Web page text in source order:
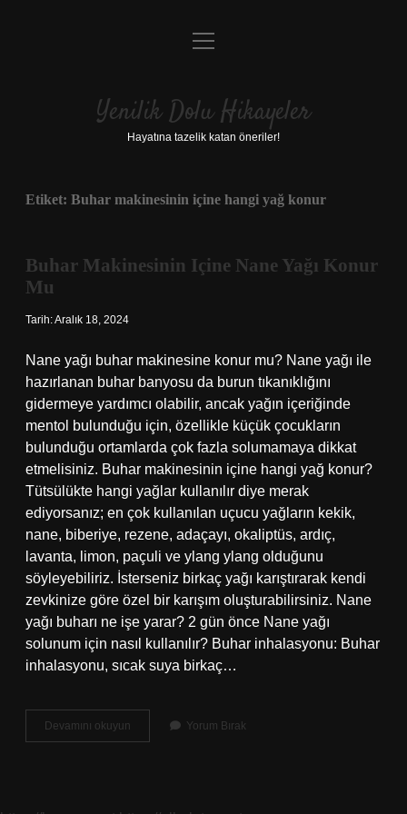
Anasayfa
Yasal Uyarı
menüyü
Yenilik Dolu Hikayeler
Hayatına tazelik katan öneriler!
Etiket: Buhar makinesinin içine hangi yağ konur
Buhar Makinesinin Içine Nane Yağı Konur
Mu
Tarih: Aralık 18, 2024
Nane yağı buhar makinesine konur mu? Nane yağı ile
hazırlanan buhar banyosu da burun tıkanıklığını
gidermeye yardımcı olabilir, ancak yağın içeriğinde
mentol bulunduğu için, özellikle küçük çocukların
bulunduğu ortamlarda çok fazla solumamaya dikkat
etmelisiniz. Buhar makinesinin içine hangi yağ konur?
Tütsülükte hangi yağlar kullanılır diye merak
ediyorsanız; en çok kullanılan uçucu yağların kekik,
nane, biberiye, rezene, adaçayı, okaliptüs, ardıç,
lavanta, limon, paçuli ve ylang ylang olduğunu
söyleyebiliriz. İsterseniz birkaç yağı karıştırarak kendi
zevkinize göre özel bir karışım oluşturabilirsiniz. Nane
yağı buharı ne işe yarar? 2 gün önce Nane yağı
solunum için nasıl kullanılır? Buhar inhalasyonu: Buhar
inhalasyonu, sıcak suya birkaç…
Devamını okuyun
Makinesinin
Yorum Bırak